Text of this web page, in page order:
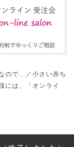
ので…／小さい赤ち
は、「オンライ